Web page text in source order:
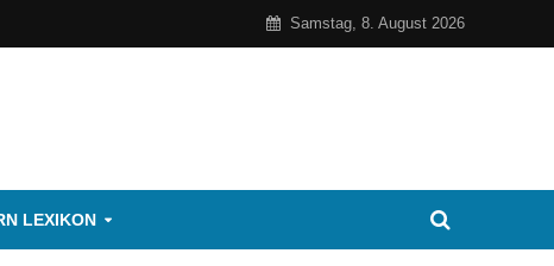
Samstag, 8. August 2026
LEXIKON